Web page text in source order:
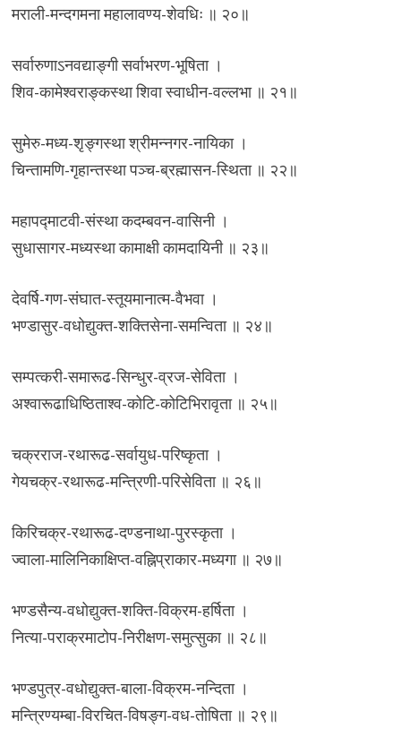
मराली-मन्दगमना महालावण्य-शेवधिः ॥ २०॥
सर्वारुणाऽनवद्याङ्गी सर्वाभरण-भूषिता ।
शिव-कामेश्वराङ्कस्था शिवा स्वाधीन-वल्लभा ॥ २१॥
सुमेरु-मध्य-श‍ृङ्गस्था श्रीमन्नगर-नायिका ।
चिन्तामणि-गृहान्तस्था पञ्च-ब्रह्मासन-स्थिता ॥ २२॥
महापद्माटवी-संस्था कदम्बवन-वासिनी ।
सुधासागर-मध्यस्था कामाक्षी कामदायिनी ॥ २३॥
देवर्षि-गण-संघात-स्तूयमानात्म-वैभवा ।
भण्डासुर-वधोद्युक्त-शक्तिसेना-समन्विता ॥ २४॥
सम्पत्करी-समारूढ-सिन्धुर-व्रज-सेविता ।
अश्वारूढाधिष्ठिताश्व-कोटि-कोटिभिरावृता ॥ २५॥
चक्रराज-रथारूढ-सर्वायुध-परिष्कृता ।
गेयचक्र-रथारूढ-मन्त्रिणी-परिसेविता ॥ २६॥
किरिचक्र-रथारूढ-दण्डनाथा-पुरस्कृता ।
ज्वाला-मालिनिकाक्षिप्त-वह्निप्राकार-मध्यगा ॥ २७॥
भण्डसैन्य-वधोद्युक्त-शक्ति-विक्रम-हर्षिता ।
नित्या-पराक्रमाटोप-निरीक्षण-समुत्सुका ॥ २८॥
भण्डपुत्र-वधोद्युक्त-बाला-विक्रम-नन्दिता ।
मन्त्रिण्यम्बा-विरचित-विषङ्ग-वध-तोषिता ॥ २९॥